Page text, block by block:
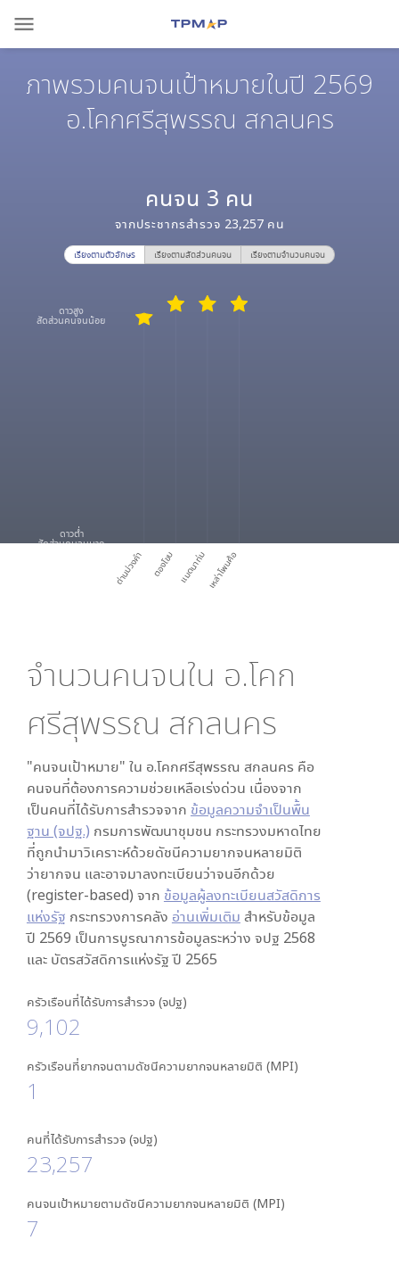
menu
ภาพรวมคนจนเป้าหมายในปี 2569
อ.โคกศรีสุพรรณ สกลนคร
คนจน 3 คน
จากประชากรสำรวจ 23,257 คน
เรียงตามตัวอักษร เรียงตามสัดส่วนคนจน เรียงตามจำนวนคนจน
ด่านม่วงคำ ตองโขบ แมดนาท่ม เหล่าโพนค้อ
ดาวสูง
สัดส่วนคนจนน้อย
ดาวต่ำ
สัดส่วนคนจนมาก
จำนวนคนจนใน อ.โคก
ศรีสุพรรณ สกลนคร
"คนจนเป้าหมาย" ใน อ.โคกศรีสุพรรณ สกลนคร คือ
คนจนที่ต้องการความช่วยเหลือเร่งด่วน เนื่องจาก
เป็นคนที่ได้รับการสำรวจจาก ข้อมูลความจำเป็นพื้น
ฐาน (จปฐ.) กรมการพัฒนาชุมชน กระทรวงมหาดไทย
ที่ถูกนำมาวิเคราะห์ด้วยดัชนีความยากจนหลายมิติ
ว่ายากจน และอาจมาลงทะเบียนว่าจนอีกด้วย
(register-based) จาก ข้อมูลผู้ลงทะเบียนสวัสดิการ
แห่งรัฐ กระทรวงการคลัง อ่านเพิ่มเติม สำหรับข้อมูล
ปี 2569 เป็นการบูรณาการข้อมูลระหว่าง จปฐ 2568
และ บัตรสวัสดิการแห่งรัฐ ปี 2565
ครัวเรือนที่ได้รับการสำรวจ (จปฐ)
9,102
ครัวเรือนที่ยากจนตามดัชนีความยากจนหลายมิติ (MPI)
1
คนที่ได้รับการสำรวจ (จปฐ)
23,257
คนจนเป้าหมายตามดัชนีความยากจนหลายมิติ (MPI)
7